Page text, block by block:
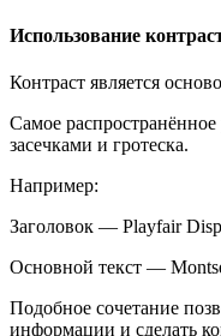
Использование
Контраст является
Самое
засечками и гротеска.
Например:
Заголовок — Playfair
Основной текст —
Подобное сочетание
информации и сделать